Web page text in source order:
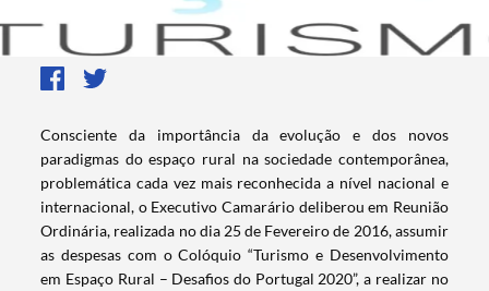
Consciente da importância da evolução e dos novos
paradigmas do espaço rural na sociedade contemporânea,
problemática cada vez mais reconhecida a nível nacional e
internacional, o Executivo Camarário deliberou em Reunião
Ordinária, realizada no dia 25 de Fevereiro de 2016, assumir
as despesas com o Colóquio “Turismo e Desenvolvimento
em Espaço Rural – Desafios do Portugal 2020”, a realizar no